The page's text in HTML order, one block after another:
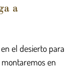
a
el desierto para
en